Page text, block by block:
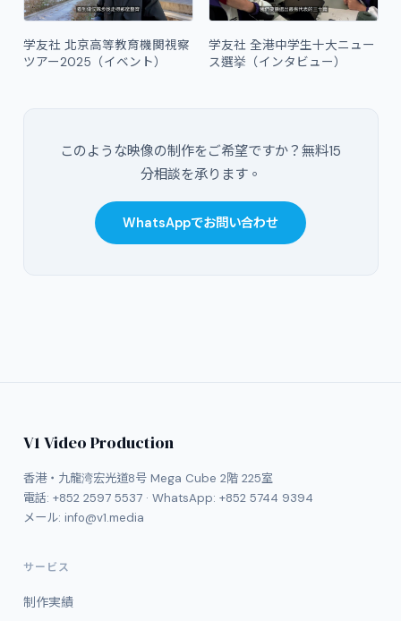
学友社 北京高等教育機関視察
ツアー2025（イベント）
学友社 全港中学生十大ニュー
ス選挙（インタビュー）
このような映像の制作をご希望ですか？無料15
分相談を承ります。
WhatsAppでお問い合わせ
V1 Video Production
香港・九龍湾宏光道8号 Mega Cube 2階 225室
電話: +852 2597 5537· WhatsApp: +852 5744 9394
メール: info@v1.media
サービス
制作実績